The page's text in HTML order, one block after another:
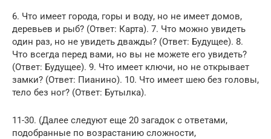
6. Что имеет города, горы и воду, но не имеет домов,
деревьев и рыб? (Ответ: Карта). 7. Что можно увидеть
один раз, но не увидеть дважды? (Ответ: Будущее). 8.
Что всегда перед вами, но вы не можете его увидеть?
(Ответ: Будущее). 9. Что имеет ключи, но не открывает
замки? (Ответ: Пианино). 10. Что имеет шею без головы,
тело без ног? (Ответ: Бутылка).
11-30. (Далее следуют еще 20 загадок с ответами,
подобранные по возрастанию сложности,